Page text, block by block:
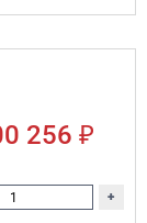
256 ₽
+